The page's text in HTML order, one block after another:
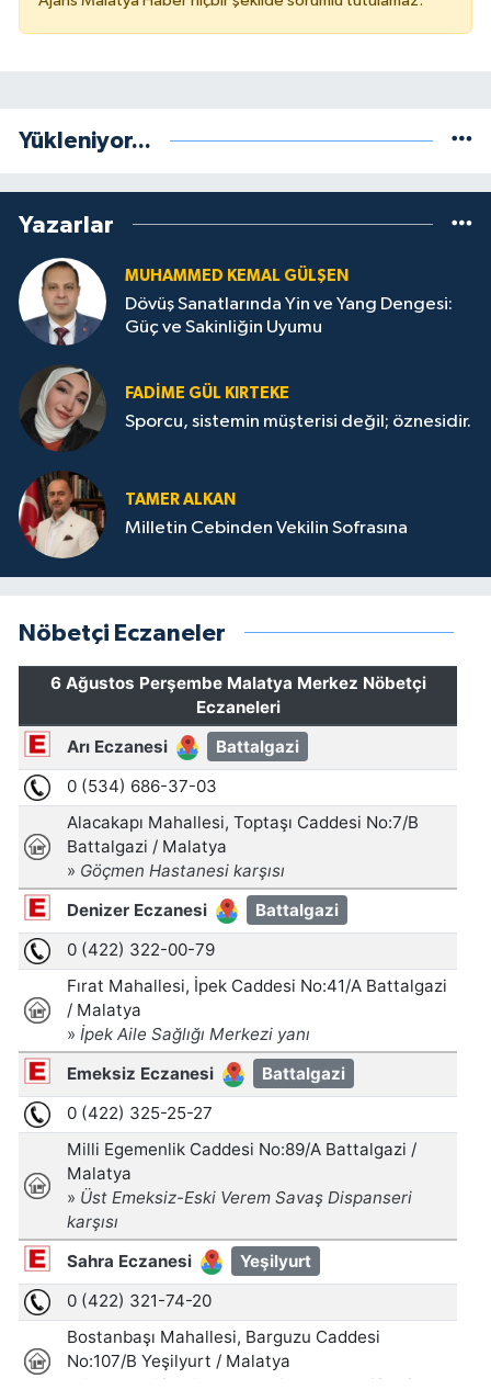
Yükleniyor...
Yazarlar
MUHAMMED KEMAL GÜLŞEN
Dövüş Sanatlarında Yin ve Yang Dengesi:
Güç ve Sakinliğin Uyumu
FADIME GÜL KIRTEKE
Sporcu, sistemin müşterisi değil; öznesidir.
TAMER ALKAN
Milletin Cebinden Vekilin Sofrasına
Nöbetçi Eczaneler